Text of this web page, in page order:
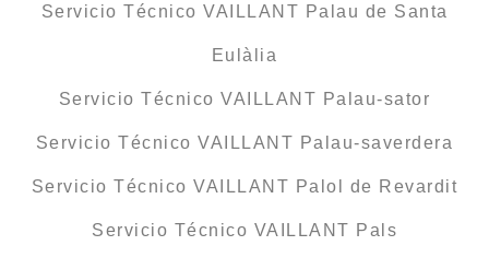
Servicio Técnico VAILLANT Palau de Santa
Eulàlia
Servicio Técnico VAILLANT Palau-sator
Servicio Técnico VAILLANT Palau-saverdera
Servicio Técnico VAILLANT Palol de Revardit
Servicio Técnico VAILLANT Pals